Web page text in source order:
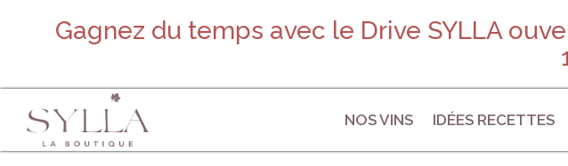
Gagnez du temps avec le Drive SYLLA
NOS VINS IDÉES RECETTES